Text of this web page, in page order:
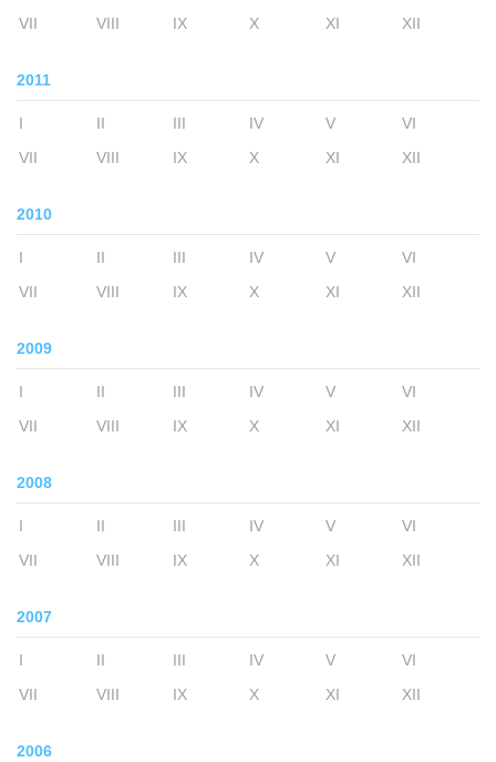
VII
VIII IX X XI XII
2011
I II III IV V
VI
VII
VIII IX X XI XII
2010
I II III IV V
VI
VII
VIII IX X XI XII
2009
I II III IV V
VI
VII
VIII IX X XI XII
2008
I II III IV V
VI
VII
VIII IX X XI XII
2007
I II III IV V
VI
VII
VIII IX X XI XII
2006